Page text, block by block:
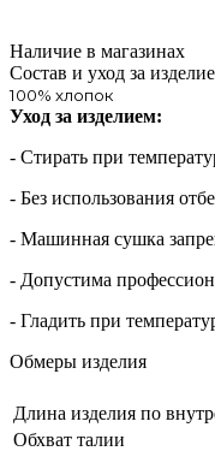
Наличие в магазинах
Состав и уход за
100% хлопок
Уход за изделием:
- Стирать при
- Без использования
- Машинная сушка
- Допустима
- Гладить при
Обмеры изделия
Длина изделия по
Обхват талии